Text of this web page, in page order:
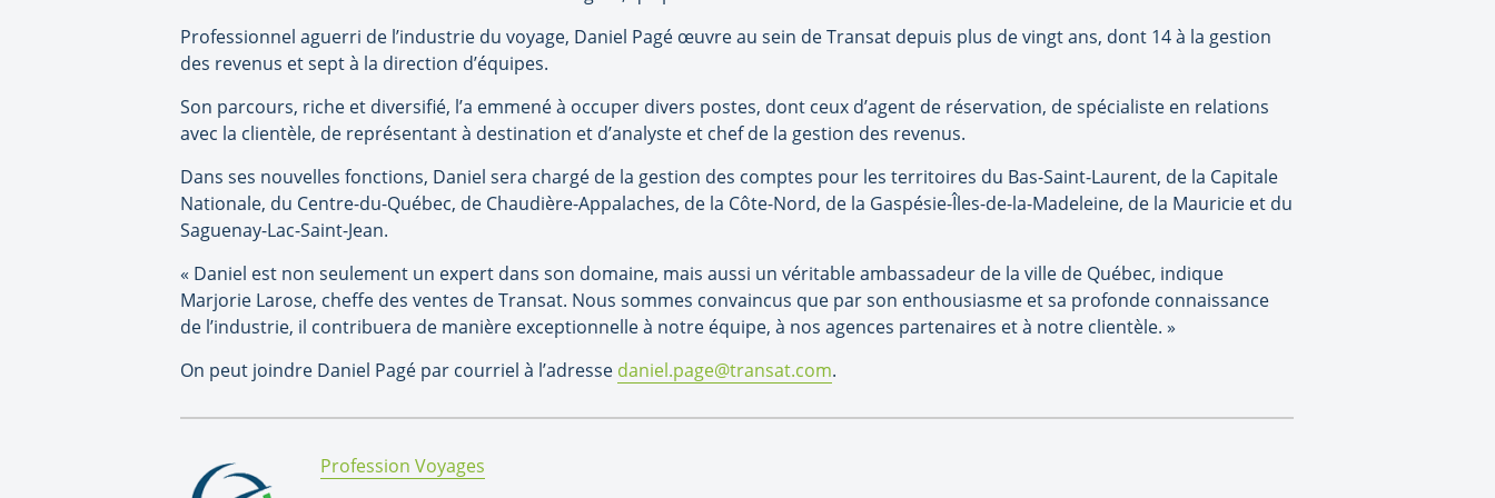
Professionnel aguerri de l’industrie du voyage, Daniel Pagé œuvre au sein de Transat depuis plus de vingt ans, dont 14 à la gestion
des revenus et sept à la direction d’équipes.
Son parcours, riche et diversifié, l’a emmené à occuper divers postes, dont ceux d’agent de réservation, de spécialiste en relations
avec la clientèle, de représentant à destination et d’analyste et chef de la gestion des revenus.
Dans ses nouvelles fonctions, Daniel sera chargé de la gestion des comptes pour les territoires du Bas-Saint-Laurent, de la Capitale
Nationale, du Centre-du-Québec, de Chaudière-Appalaches, de la Côte-Nord, de la Gaspésie-Îles-de-la-Madeleine, de la Mauricie et du
Saguenay-Lac-Saint-Jean.
« Daniel est non seulement un expert dans son domaine, mais aussi un véritable ambassadeur de la ville de Québec, indique
Marjorie Larose, cheffe des ventes de Transat. Nous sommes convaincus que par son enthousiasme et sa profonde connaissance
de l’industrie, il contribuera de manière exceptionnelle à notre équipe, à nos agences partenaires et à notre clientèle. »
On peut joindre Daniel Pagé par courriel à l’adresse daniel.page@transat.com.
By:
Profession Voyages